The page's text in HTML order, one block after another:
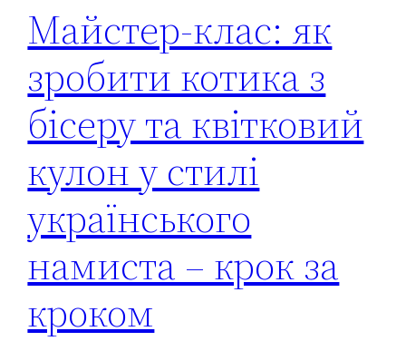
Майстер-клас: як
зробити котика з
бісеру та квітковий
кулон у стилі
українського
намиста – крок за
кроком